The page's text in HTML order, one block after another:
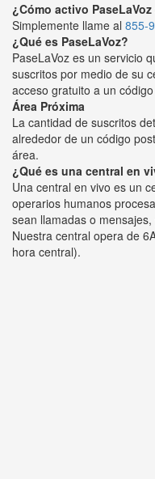
¿Cómo activo
Simplemente llame al 855-
¿Qué es PaseLaVoz?
PaseLaVoz es un servicio
suscritos por medio de su
acceso gratuito a un
Área Próxima
La cantidad de suscritos
alrededor de un código
área.
¿Qué es una central en
Una central en vivo es un
operarios humanos
sean llamadas o
Nuestra central opera de
hora central).